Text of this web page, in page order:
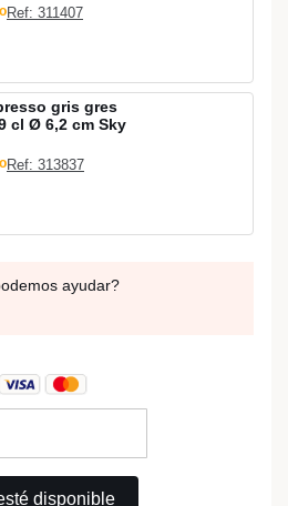
Ref: 311407
gris gres
cl Ø 6,2 cm Sky
Ref: 313837
ayudar?